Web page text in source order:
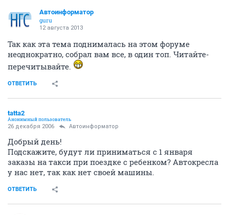
Автоинформатор
guru
12 августа 2013
Так как эта тема поднималась на этом форуме
неоднократно, собрал вам все, в один топ. Читайте-
перечитывайте.
ОТВЕТИТЬ
tatta2
Анонимный пользователь
26 декабря 2006 Автоинформатор
Добрый день!
Подскажите, будут ли приниматься с 1 января
заказы на такси при поездке с ребенком? Автокресла
у нас нет, так как нет своей машины.
ОТВЕТИТЬ